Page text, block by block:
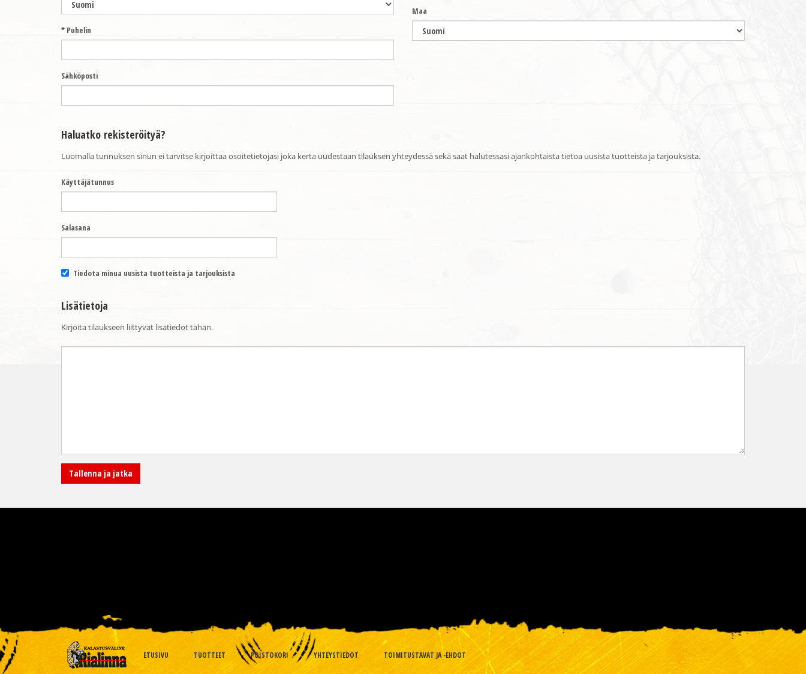
* Puhelin
Sähköposti
Maa
Haluatko rekisteröityä?
Luomalla tunnuksen sinun ei tarvitse kirjoittaa osoitetietojasi joka kerta uudestaan tilauksen yhteydessä sekä saat halutessasi ajankohtaista tietoa uusista tuotteista ja tarjouksista.
Käyttäjätunnus
Salasana
Tiedota minua uusista tuotteista ja tarjouksista
Lisätietoja
Kirjoita tilaukseen liittyvät lisätiedot tähän.
ETUSIVU TUOTTEET POISTOKORI YHTEYSTIEDOT TOIMITUSTAVAT JA -EHDOT